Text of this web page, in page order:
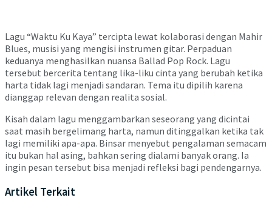
Lagu “Waktu Ku Kaya” tercipta lewat kolaborasi dengan Mahir
Blues, musisi yang mengisi instrumen gitar. Perpaduan
keduanya menghasilkan nuansa Ballad Pop Rock. Lagu
tersebut bercerita tentang lika-liku cinta yang berubah ketika
harta tidak lagi menjadi sandaran. Tema itu dipilih karena
dianggap relevan dengan realita sosial.
Kisah dalam lagu menggambarkan seseorang yang dicintai
saat masih bergelimang harta, namun ditinggalkan ketika tak
lagi memiliki apa-apa. Binsar menyebut pengalaman semacam
itu bukan hal asing, bahkan sering dialami banyak orang. Ia
ingin pesan tersebut bisa menjadi refleksi bagi pendengarnya.
Artikel Terkait